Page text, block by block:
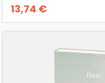
Prix
13,74 €